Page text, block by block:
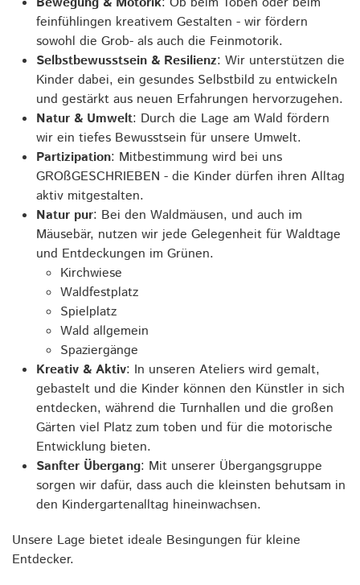
feinfühlingen kreativem Gestalten - wir fördern
sowohl die Grob- als auch die Feinmotorik.
Selbstbewusstsein & Resilienz: Wir unterstützen die
Kinder dabei, ein gesundes Selbstbild zu entwickeln
und gestärkt aus neuen Erfahrungen hervorzugehen.
Natur & Umwelt: Durch die Lage am Wald fördern
wir ein tiefes Bewusstsein für unsere Umwelt.
Partizipation: Mitbestimmung wird bei uns
GROßGESCHRIEBEN - die Kinder dürfen ihren Alltag
aktiv mitgestalten.
Natur pur: Bei den Waldmäusen, und auch im
Mäusebär, nutzen wir jede Gelegenheit für Waldtage
und Entdeckungen im Grünen.
Kirchwiese
Waldfestplatz
Spielplatz
Wald allgemein
Spaziergänge
Kreativ & Aktiv: In unseren Ateliers wird gemalt,
gebastelt und die Kinder können den Künstler in sich
entdecken, während die Turnhallen und die großen
Gärten viel Platz zum toben und für die motorische
Entwicklung bieten.
Sanfter Übergang: Mit unserer Übergangsgruppe
sorgen wir dafür, dass auch die kleinsten behutsam in
den Kindergartenalltag hineinwachsen.
Unsere Lage bietet ideale Besingungen für kleine
Entdecker.